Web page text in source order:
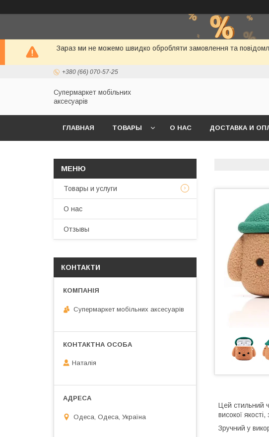
Зараз ми не можемо швидко обробляти замовлення та
+380 (66) 070-57-25
Супермаркет мобільних
аксесуарів
ГЛАВНАЯ ТОВАРЫ О НАС ДОСТАВКА И
Цей стильний
високої
Зручний у
Товары и услуги
О нас
Отзывы
КОНТАКТИ
Супермаркет мобільних аксесуарів
Наталія
Одеса, Одеса, Україна